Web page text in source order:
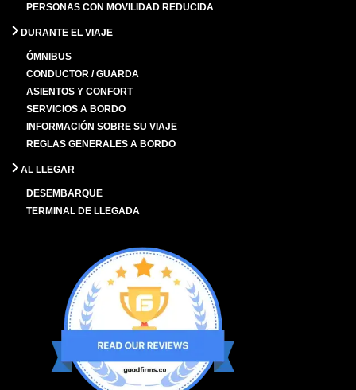
PERSONAS CON MOVILIDAD REDUCIDA
DURANTE EL VIAJE
ÓMNIBUS
CONDUCTOR / GUARDA
ASIENTOS Y CONFORT
SERVICIOS A BORDO
INFORMACIÓN SOBRE SU VIAJE
REGLAS GENERALES A BORDO
AL LLEGAR
DESEMBARQUE
TERMINAL DE LLEGADA